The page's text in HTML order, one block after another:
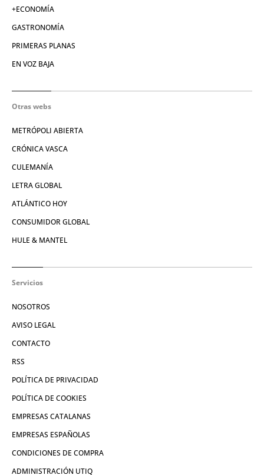
+ECONOMÍA
GASTRONOMÍA
PRIMERAS PLANAS
EN VOZ BAJA
Otras webs
METRÓPOLI ABIERTA
CRÓNICA VASCA
CULEMANÍA
LETRA GLOBAL
ATLÁNTICO HOY
CONSUMIDOR GLOBAL
HULE & MANTEL
Servicios
NOSOTROS
AVISO LEGAL
CONTACTO
RSS
POLÍTICA DE PRIVACIDAD
POLÍTICA DE COOKIES
EMPRESAS CATALANAS
EMPRESAS ESPAÑOLAS
CONDICIONES DE COMPRA
ADMINISTRACIÓN UTIQ